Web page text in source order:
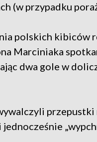
(w przypadku
polskich kibiców
Marciniaka
dwa gole w